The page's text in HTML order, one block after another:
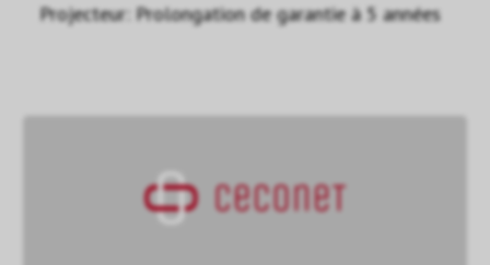
Projecteur: Prolongation de garantie à 5 années